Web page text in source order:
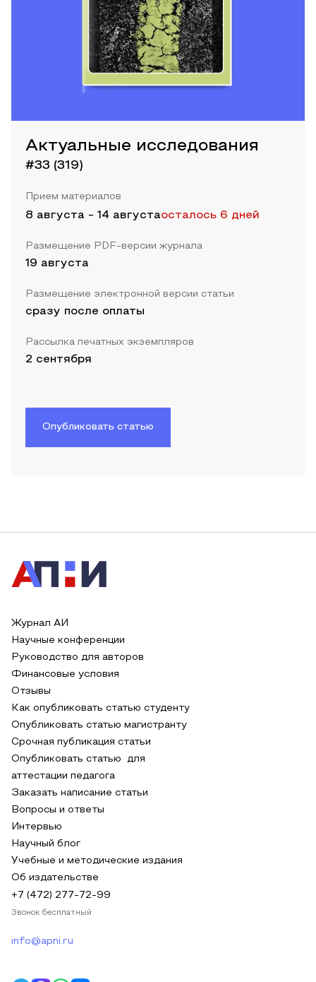
Актуальные исследования
#33 (319)
Прием материалов
8 августа - 14 августаосталось 6 дней
Размещение PDF-версии журнала
19 августа
Размещение электронной версии статьи
сразу после оплаты
Рассылка печатных экземпляров
2 сентября
Опубликовать статью
Журнал АИ
Научные конференции
Руководство для авторов
Финансовые условия
Отзывы
Как опубликовать статью студенту
Опубликовать статью магистранту
Срочная публикация статьи
Опубликовать статью для
аттестации педагога
Заказать написание статьи
Вопросы и ответы
Интервью
Научный блог
Учебные и методические издания
Об издательстве
+7 (472) 277-72-99
Звонок бесплатный
info@apni.ru